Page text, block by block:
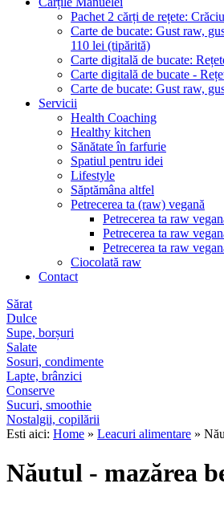
Pachet 2 cărți de rețete:
Carte de bucate: Gust raw,
110 lei (tipărită)
Carte digitală de bucate:
Carte digitală de bucate -
Carte de bucate: Gust raw,
Servicii
Health Coaching
Healthy kitchen
Sănătate în farfurie
Spatiul pentru idei
Lifestyle
Săptămâna altfel
Petrecerea ta (raw) vegană
Petrecerea ta raw
Petrecerea ta raw
Petrecerea ta raw
Ciocolată raw
Contact
Sărat
Dulce
Supe, borșuri
Salate
Sosuri, condimente
Lapte, brânzici
Conserve
Sucuri, smoothie
Nostalgii, copilării
Esti aici: Home » Leacuri alimentare »
Năutul - mazărea